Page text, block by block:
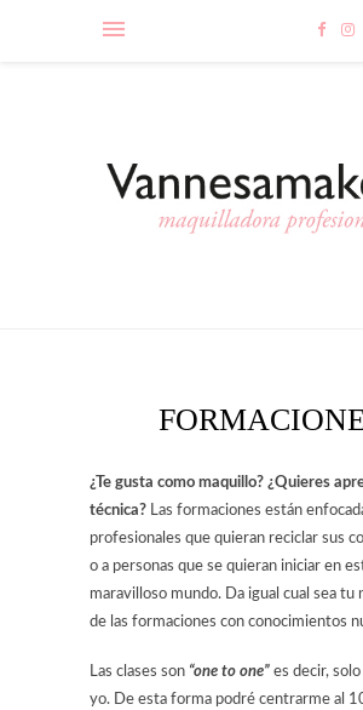
¿Te gusta como maquillo? ¿Quieres
técnica? Las formaciones están
profesionales que quieran reciclar sus
o a personas que se quieran iniciar en
maravilloso mundo. Da igual cual sea tu
de las formaciones con conocimientos
Las clases son “one to one” es decir,
yo. De esta forma podré centrarme al